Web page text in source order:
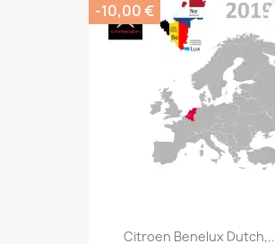
Citroen Benelux
-10,00 €